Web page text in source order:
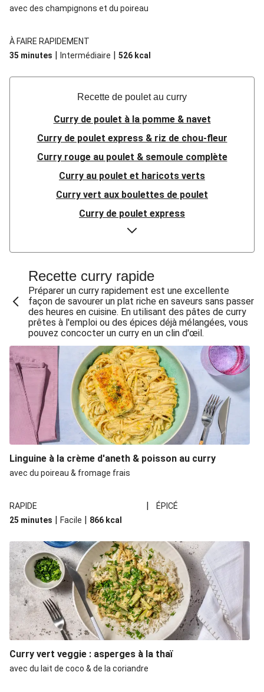
avec des champignons et du poireau
À FAIRE RAPIDEMENT
35 minutes | Intermédiaire | 526 kcal
Recette de poulet au curry
Curry de poulet à la pomme & navet
Curry de poulet express & riz de chou-fleur
Curry rouge au poulet & semoule complète
Curry au poulet et haricots verts
Curry vert aux boulettes de poulet
Curry de poulet express
Couscous et poulet au curry
Poulet au curry à l'indienne
Curry vert thaï et boulettes de poulet maison
Curry au poulet et aux haricots verts
Soupe de nouilles au curry et à l'effiloché de poulet.
Jollof rice piquant au poulet Label Rouge
Jollof rice piquant au poulet comme au Nigeria
Poulet au curry vert & coco façon thaï
Poulet au curry vert & coco façon thaï
Poulet au curry vert & coco façon thaï
Curry Udon : poulet & lait de coco
Curry de poulet & légumes d'été
Wok au poulet coco épicé façon bicol
Wok au poulet coco épicé façon bicol
Poulet doré & sauce curry-abricot
Recette curry rapide
Préparer un curry rapidement est une excellente
façon de savourer un plat riche en saveurs sans passer
des heures en cuisine. En utilisant des pâtes de curry
prêtes à l'emploi ou des épices déjà mélangées, vous
pouvez concocter un curry en un clin d'œil.
Linguine à la crème d'aneth & poisson au curry
avec du poireau & fromage frais
RAPIDE |
ÉPICÉ
25 minutes | Facile | 866 kcal
Curry vert veggie : asperges à la thaï
avec du lait de coco & de la coriandre